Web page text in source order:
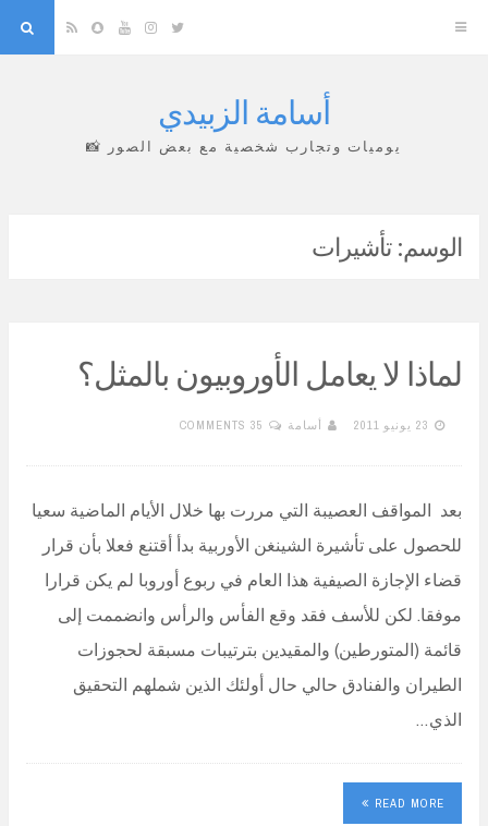
Twitter
Instagram
YouTube
Snapchat
RSS
أسامة الزبيدي
يوميات وتجارب شخصية مع بعض الصور 📸
الوسم:تأشيرات
لماذا لا يعامل الأوروبيون بالمثل؟
23 يونيو 2011 أسامة 35 COMMENTS
بعد المواقف العصيبة التي مررت بها خلال الأيام الماضية سعيا
للحصول على تأشيرة الشينغن الأوربية بدأ أقتنع فعلا بأن قرار
قضاء الإجازة الصيفية هذا العام في ربوع أوروبا لم يكن قرارا
موفقا. لكن للأسف فقد وقع الفأس والرأس وانضممت إلى
قائمة (المتورطين) والمقيدين بترتيبات مسبقة لحجوزات
الطيران والفنادق حالي حال أولئك الذين شملهم التحقيق
الذي…
READ MORE